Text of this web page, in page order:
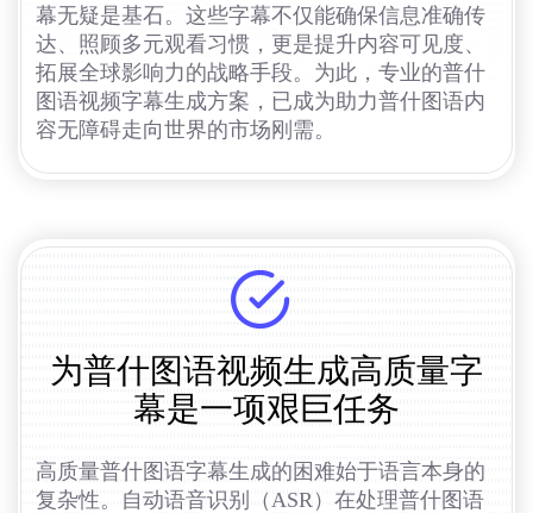
幕无疑是基石。这些字幕不仅能确保信息准确传
达、照顾多元观看习惯，更是提升内容可见度、
拓展全球影响力的战略手段。为此，专业的普什
图语视频字幕生成方案，已成为助力普什图语内
容无障碍走向世界的市场刚需。
为普什图语视频生成高质量字
幕是一项艰巨任务
高质量普什图语字幕生成的困难始于语言本身的
复杂性。自动语音识别（ASR）在处理普什图语